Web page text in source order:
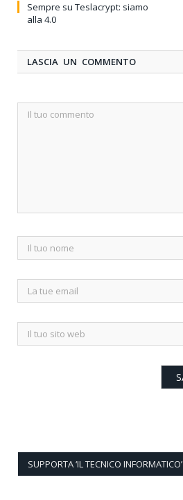
Sempre su Teslacrypt: siamo
alla 4.0
LASCIA UN COMMENTO
SUPPORTA ‘IL TECNICO INFORMATICO’